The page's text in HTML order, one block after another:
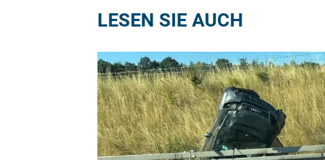
LESEN SIE AUCH